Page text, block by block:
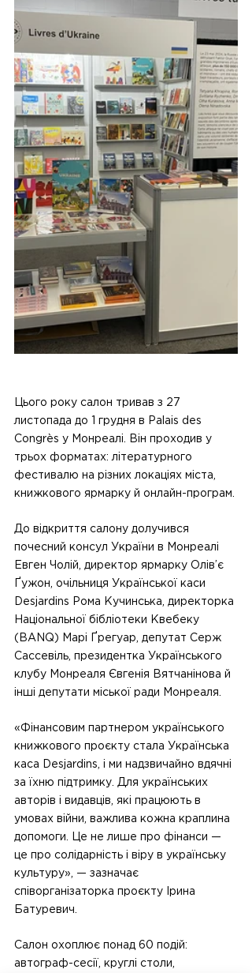
Цього року салон тривав з 27
листопада до 1 грудня в Palais des
Congrès у Монреалі. Він проходив у
трьох форматах: літературного
фестивалю на різних локаціях міста,
книжкового ярмарку й онлайн-програм​.
До відкриття салону долучився
почесний консул України в Монреалі
Евген Чолій, директор ярмарку Олів’є
Ґужон, очільниця Української каси
Desjardins Рома Кучинська, директорка
Національної бібліотеки Квебеку
(BANQ) Марі Ґрегуар, депутат Серж
Сассевіль, президентка Українського
клубу Монреаля Євгенія Вятчанінова й
інші депутати міської ради Монреаля.
«Фінансовим партнером українського
книжкового проєкту стала Українська
каса Desjardins, і ми надзвичайно вдячні
за їхню підтримку. Для українських
авторів і видавців, які працюють в
умовах війни, важлива кожна краплина
допомоги. Це не лише про фінанси —
це про солідарність і віру в українську
культуру», — зазначає
співорганізаторка проєкту Ірина
Батуревич.
Салон охоплює понад 60 подій:
автограф-сесії, круглі столи,